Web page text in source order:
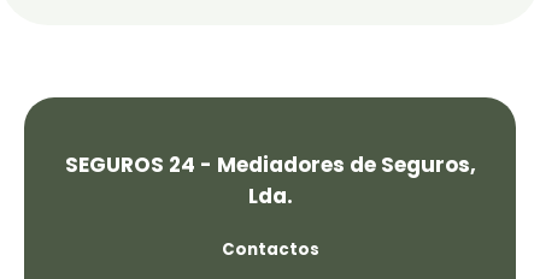
SEGUROS 24 - Mediadores de Seguros,
Lda.
Contactos